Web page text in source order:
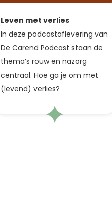
Leven met verlies
In deze podcastaflevering van
De Carend Podcast staan de
thema’s rouw en nazorg
centraal. Hoe ga je om met
(levend) verlies?